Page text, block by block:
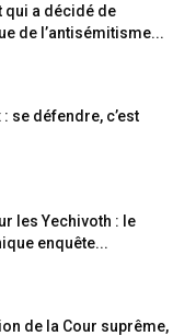
qui a décidé de
de l’antisémitisme...
se défendre, c’est
les Yechivoth : le
enquête...
de la Cour suprême,